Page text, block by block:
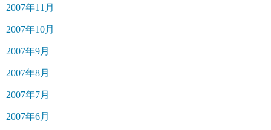
2007年11月
2007年10月
2007年9月
2007年8月
2007年7月
2007年6月